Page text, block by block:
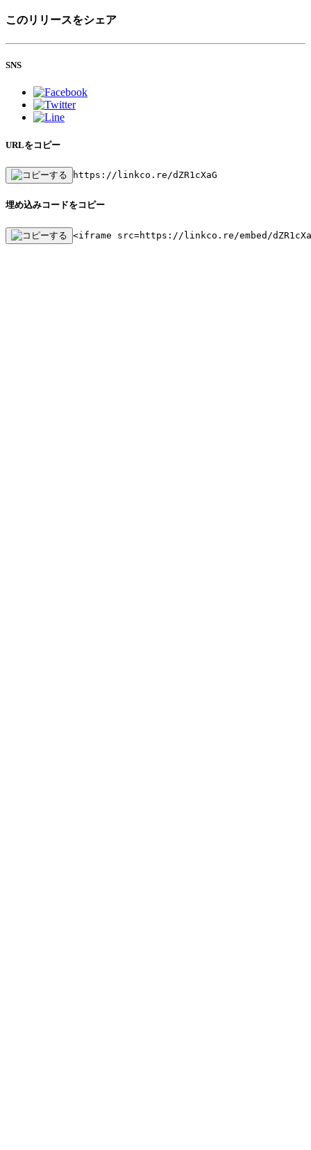
このリリースをシェア
SNS
URLをコピー
https://linkco.re/dZR1cXaG
埋め込みコードをコピー
<iframe src=https://linkco.re/embed/